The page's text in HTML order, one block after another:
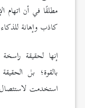
مطلقًا في أن اتهام
كاذب وإهانة
بالقوة؛ بل
استخدمت